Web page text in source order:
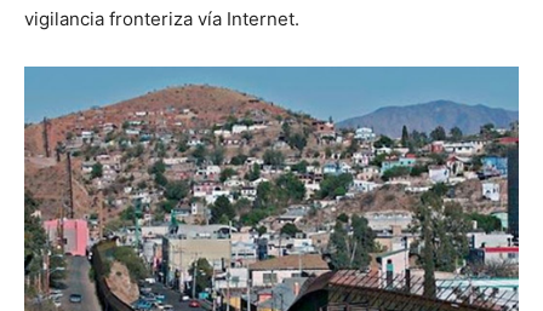
vigilancia fronteriza vía Internet.